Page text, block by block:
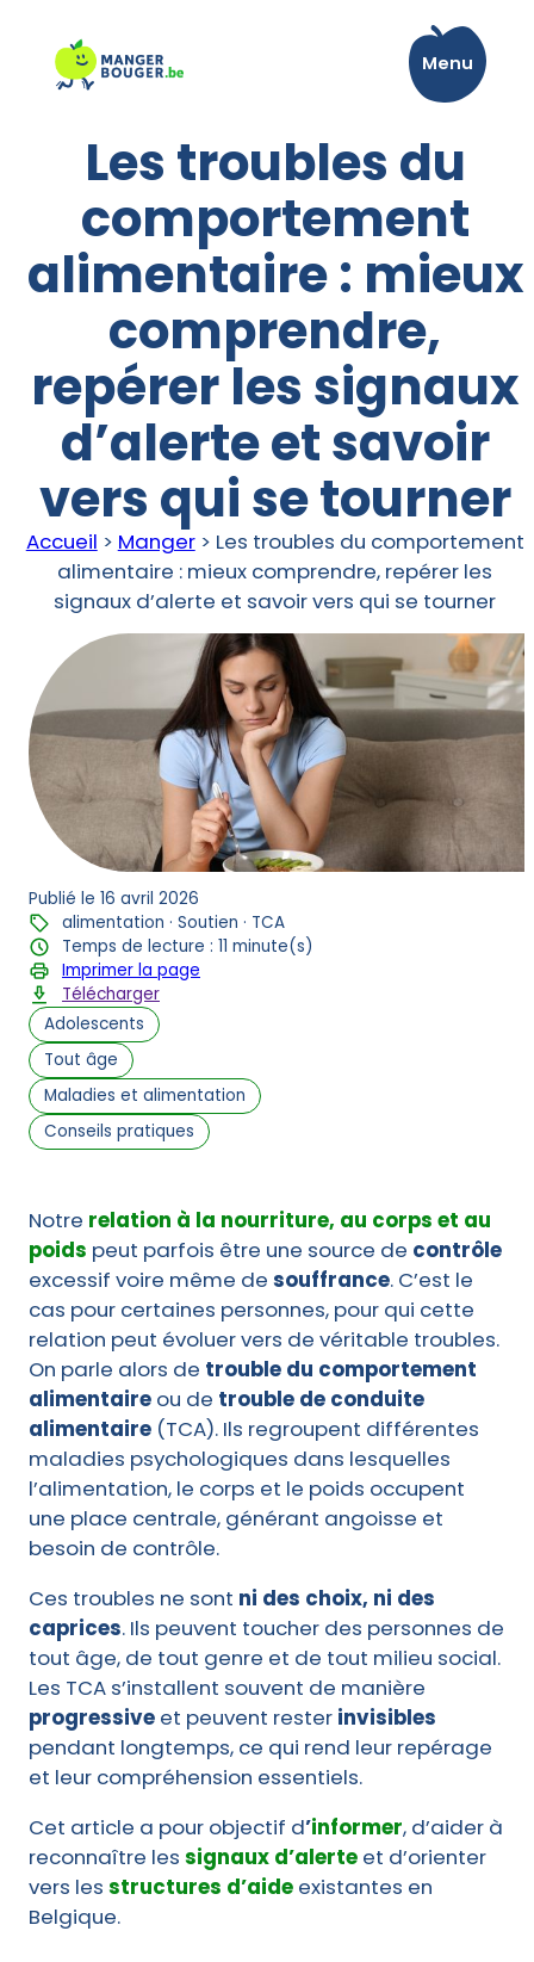
contenu
Menu
Les troubles du
comportement
alimentaire : mieux
comprendre,
repérer les signaux
d’alerte et savoir
vers qui se tourner
Accueil > Manger> Les troubles du comportement
alimentaire : mieux comprendre, repérer les
signaux d’alerte et savoir vers qui se tourner
Publié le 16 avril 2026
alimentation · Soutien · TCA
Temps de lecture : 11 minute(s)
Imprimer la page
Télécharger
Adolescents
Tout âge
Maladies et alimentation
Conseils pratiques
Notre relation à la nourriture, au corps et au
poids peut parfois être une source de contrôle
excessif voire même de souffrance. C’est le
cas pour certaines personnes, pour qui cette
relation peut évoluer vers de véritable troubles.
On parle alors de trouble du comportement
alimentaire ou de trouble de conduite
alimentaire (TCA). Ils regroupent différentes
maladies psychologiques dans lesquelles
l’alimentation, le corps et le poids occupent
une place centrale, générant angoisse et
besoin de contrôle.
Ces troubles ne sont ni des choix, ni des
caprices. Ils peuvent toucher des personnes de
tout âge, de tout genre et de tout milieu social.
Les TCA s’installent souvent de manière
progressive et peuvent rester invisibles
pendant longtemps, ce qui rend leur repérage
et leur compréhension essentiels.
Cet article a pour objectif d’informer, d’aider à
reconnaître les signaux d’alerte et d’orienter
vers les structures d’aide existantes en
Belgique.